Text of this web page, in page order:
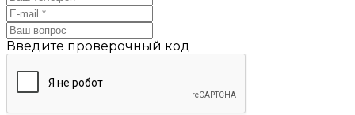
Введите проверочный код